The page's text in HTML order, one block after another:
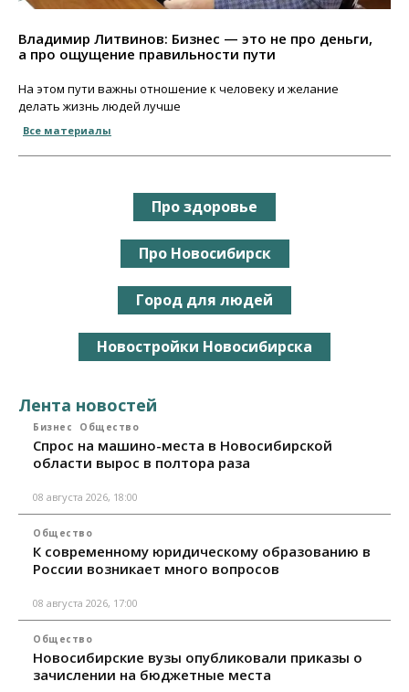
Владимир Литвинов: Бизнес — это не про деньги,
а про ощущение правильности пути
На этом пути важны отношение к человеку и желание
делать жизнь людей лучше
Все материалы
Про здоровье
Про Новосибирск
Город для людей
Новостройки Новосибирска
Лента новостей
Бизнес Общество
Спрос на машино-места в Новосибирской
области вырос в полтора раза
08 августа 2026, 18:00
Общество
К современному юридическому образованию в
России возникает много вопросов
08 августа 2026, 17:00
Общество
Новосибирские вузы опубликовали приказы о
зачислении на бюджетные места